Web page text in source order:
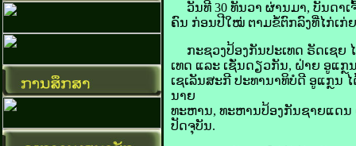
ວັນ​ທີ 30 ທັນວາ ຜ່ານ​ມາ, ບັນດາ​ເ
ຄົນ ກ່ອນ​ປີ​ໃໝ່ ຕາມ​ຂໍ້​ຕົກລົງ​ທີ່​ໄກ່​ເກ່
ກະຊວງ​ປ້ອງ​ກັນ​ປະເທດ ຣັດ​ເຊຍ
ເທດ ແລະ ເຊັ່ນ​ດຽວ​ກັນ, ຝ່າຍ ອູ​ແກຼ
ເຊ​ເລັນ​ສະ​ກີ ປະທານາທິບໍດີ ອູ​ແກຼນ
ນາຍ​
ທະຫານ, ທະຫານ​ປ້ອງ​ກັນ​ຊາຍ​ແດນ
ປັດຈຸບັນ.